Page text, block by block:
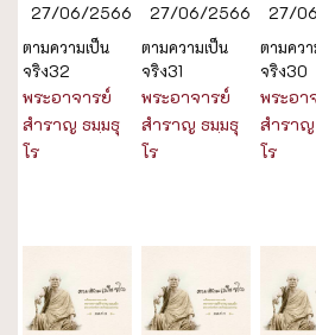
27/06/2566
ตามความเป็น
จริง32
พระอาจารย์
สำราญ ธมฺมธุ
โร
27/06/2566
ตามความเป็น
จริง31
พระอาจารย์
สำราญ ธมฺมธุ
โร
27/
ตามคว
จริง30
พระอา
สำรา
โร